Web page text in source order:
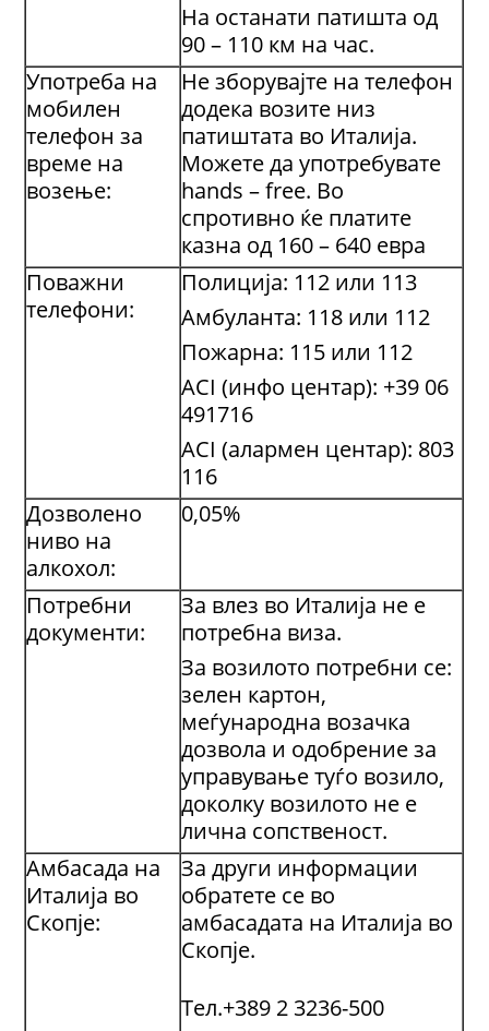
На останати патишта од
90 – 110 км на час.
Употреба на
мобилен
телефон за
време на
возење:
Не зборувајте на телефон
додека возите низ
патиштата во Италија.
Можете да употребувате
hands – free. Во
спротивно ќе платите
казна од 160 – 640 евра
Поважни
телефони:
Полиција: 112 или 113
Амбуланта: 118 или 112
Пожарна: 115 или 112
ACI (инфо центар): +39 06
491716
ACI (алармен центар): 803
116
Дозволено
ниво на
алкохол:
0,05%
Потребни
документи:
За влез во Италија не е
потребна виза.
За возилото потребни се:
зелен картон,
меѓународна возачка
дозвола и одобрение за
управување туѓо возило,
доколку возилото не е
лична сопственост.
Амбасада на
Италија во
Скопје:
За други информации
обратете се во
амбасадата на Италија во
Скопје.
Тел.+389 2 3236-500